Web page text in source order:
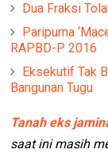
Dua Fraksi
Paripurna
RAPBD-P 2016
Eksekutif Tak
Bangunan Tugu
Tanah eks
saat ini masih